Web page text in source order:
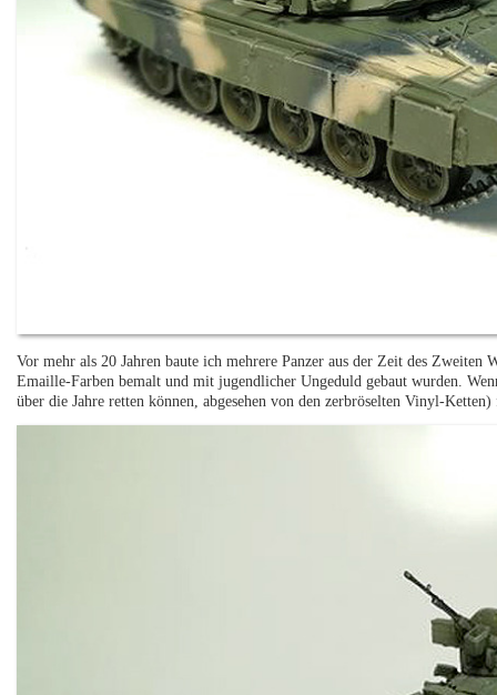
Vor mehr als 20 Jahren baute ich mehrere Panzer aus der Zeit des
Emaille-Farben bemalt und mit jugendlicher Ungeduld gebaut wurden.
über die Jahre retten können, abgesehen von den zerbröselten Vinyl-